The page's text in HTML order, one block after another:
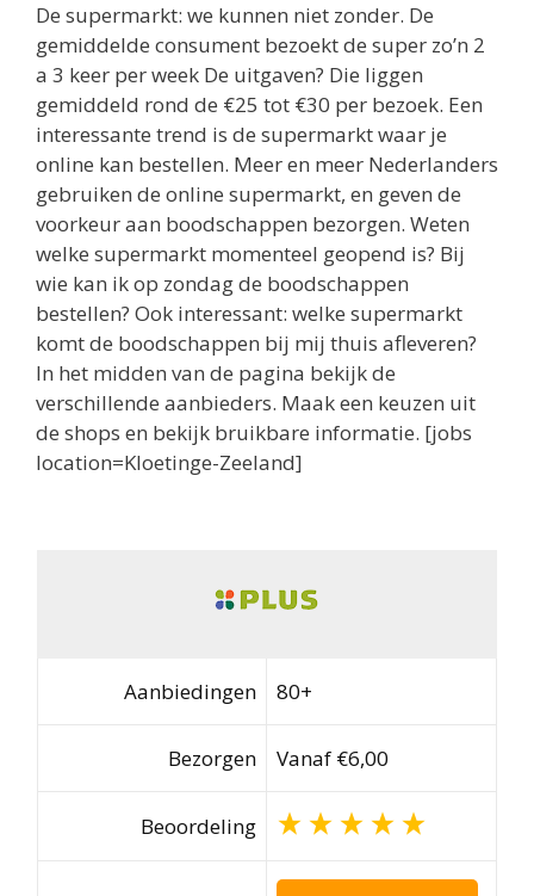
De supermarkt: we kunnen niet zonder. De
gemiddelde consument bezoekt de super zo’n 2
a 3 keer per week De uitgaven? Die liggen
gemiddeld rond de €25 tot €30 per bezoek. Een
interessante trend is de supermarkt waar je
online kan bestellen. Meer en meer Nederlanders
gebruiken de online supermarkt, en geven de
voorkeur aan boodschappen bezorgen. Weten
welke supermarkt momenteel geopend is? Bij
wie kan ik op zondag de boodschappen
bestellen? Ook interessant: welke supermarkt
komt de boodschappen bij mij thuis afleveren?
In het midden van de pagina bekijk de
verschillende aanbieders. Maak een keuzen uit
de shops en bekijk bruikbare informatie. [jobs
location=Kloetinge-Zeeland]
Aanbiedingen 80+
Bezorgen Vanaf €6,00
Beoordeling